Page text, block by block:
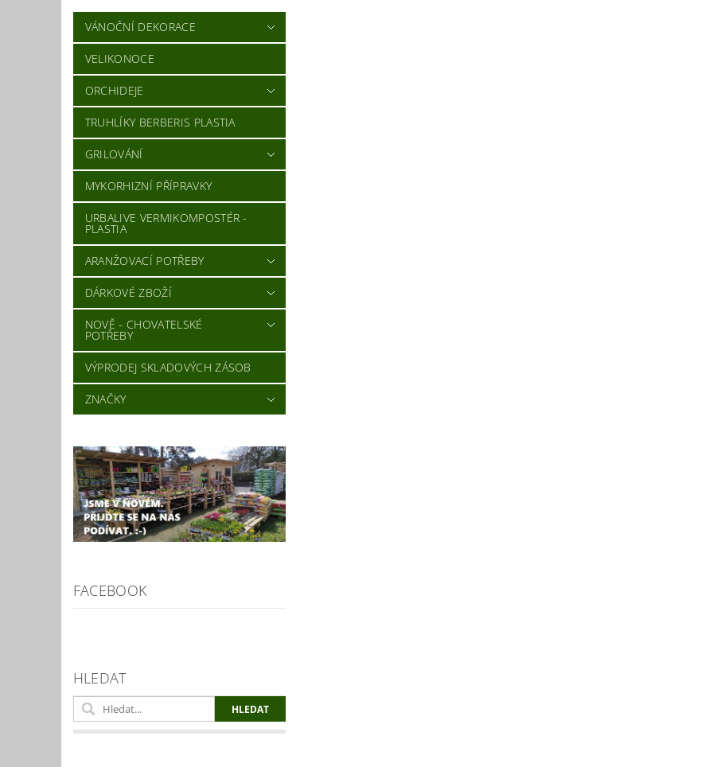
VÁNOČNÍ DEKORACE
VELIKONOCE
ORCHIDEJE
TRUHLÍKY BERBERIS PLASTIA
GRILOVÁNÍ
MYKORHIZNÍ PŘÍPRAVKY
URBALIVE VERMIKOMPOSTÉR -
PLASTIA
ARANŽOVACÍ POTŘEBY
DÁRKOVÉ ZBOŽÍ
NOVĚ - CHOVATELSKÉ
POTŘEBY
VÝPRODEJ SKLADOVÝCH ZÁSOB
ZNAČKY
FACEBOOK
HLEDAT